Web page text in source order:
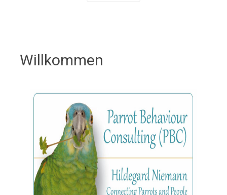
Willkommen